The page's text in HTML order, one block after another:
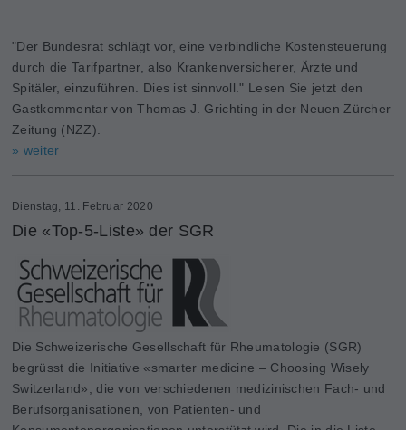
"Der Bundesrat schlägt vor, eine verbindliche Kostensteuerung
durch die Tarifpartner, also Krankenversicherer, Ärzte und
Spitäler, einzuführen. Dies ist sinnvoll." Lesen Sie jetzt den
Gastkommentar von Thomas J. Grichting in der Neuen Zürcher
Zeitung (NZZ).
» weiter
Dienstag, 11. Februar 2020
Die «Top-5-Liste» der SGR
Die Schweizerische Gesellschaft für Rheumatologie (SGR)
begrüsst die Initiative «smarter medicine – Choosing Wisely
Switzerland», die von verschiedenen medizinischen Fach- und
Berufsorganisationen, von Patienten- und